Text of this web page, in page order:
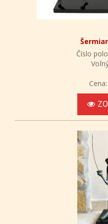
Číslo
Cena: